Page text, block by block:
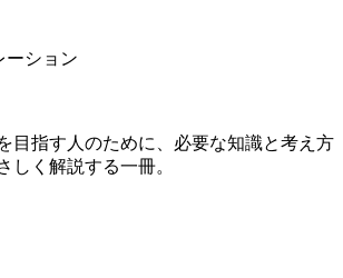
ーション
目指す人のために、必要な知識と考え方
しく解説する一冊。